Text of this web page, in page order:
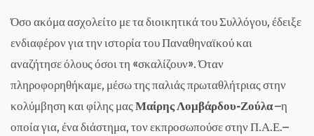
Όσο ακόμα ασχολείτο με τα διοικητικά του Συλλόγου, έδειξε
ενδιαφέρον για την ιστορία του Παναθηναϊκού και
αναζήτησε όλους όσοι τη «σκαλίζουν». Όταν
πληροφορηθήκαμε, μέσω της παλιάς πρωταθλήτριας στην
κολύμβηση και φίλης μαςΜαίρης Λομβάρδου-Ζούλα–η
οποία για, ένα διάστημα, τον εκπροσωπούσε στην Π.Α.Ε.–